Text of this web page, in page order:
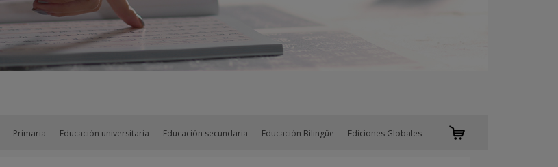
Primaria Educación universitaria Educación secundaria Educación Bilingüe Ediciones Globales